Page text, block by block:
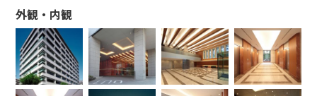
外観・内観